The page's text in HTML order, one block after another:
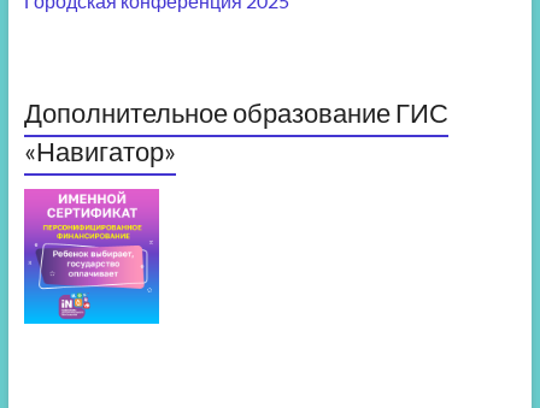
Дополнительное образование ГИС
«Навигатор»